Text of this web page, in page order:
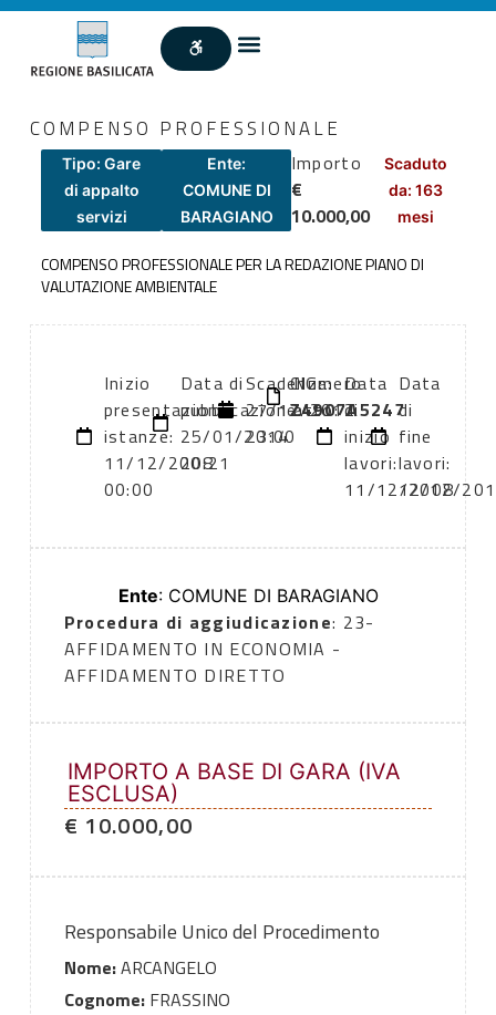
COMPENSO PROFESSIONALE
Tipo: Gare
di appalto
servizi
Ente:
COMUNE DI
BARAGIANO
Importo
€
10.000,00
Scaduto
da: 163
mesi
COMPENSO PROFESSIONALE PER LA REDAZIONE PIANO DI
VALUTAZIONE AMBIENTALE
Inizio
presentazione
istanze:
11/12/2008
00:00
Data di
pubblicazione:
25/01/2014
20:21
Scadenza:
27/12/2012
23:00
Numero
atto:
CIG:
Z4907A5247
Data
di
inizio
lavori:
11/12/2008
Data
di
fine
lavori:
12/12/
Ente: COMUNE DI BARAGIANO
Procedura di aggiudicazione: 23-
AFFIDAMENTO IN ECONOMIA -
AFFIDAMENTO DIRETTO
IMPORTO A BASE DI GARA (IVA
ESCLUSA)
€ 10.000,00
Responsabile Unico del Procedimento
Nome:ARCANGELO
Cognome:FRASSINO